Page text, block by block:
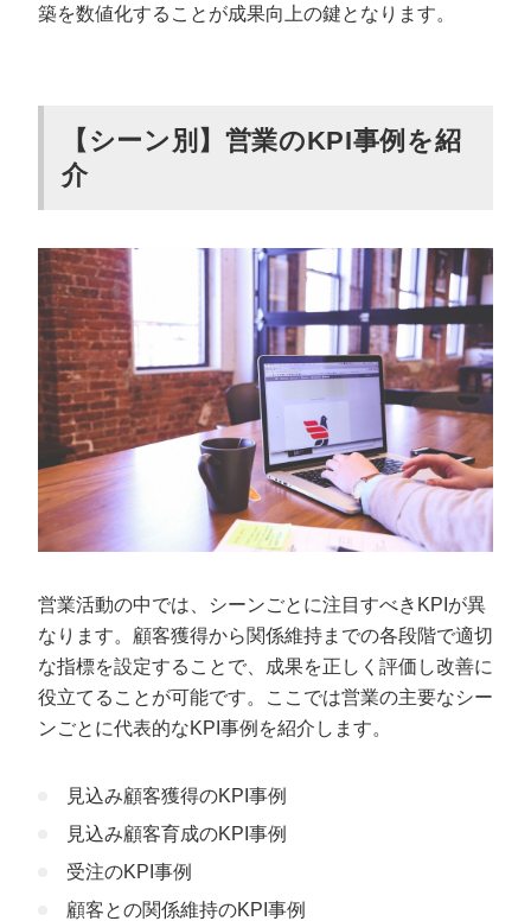
築を数値化することが成果向上の鍵となります。
【シーン別】営業のKPI事例を紹
介
営業活動の中では、シーンごとに注目すべきKPIが異
なります。顧客獲得から関係維持までの各段階で適切
な指標を設定することで、成果を正しく評価し改善に
役立てることが可能です。ここでは営業の主要なシー
ンごとに代表的なKPI事例を紹介します。
見込み顧客獲得のKPI事例
見込み顧客育成のKPI事例
受注のKPI事例
顧客との関係維持のKPI事例